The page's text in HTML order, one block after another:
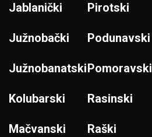
Jablanički
Južnobački
Južnobanatski
Kolubarski
Mačvanski
Pirotski
Podunavski
Pomoravski
Rasinski
Raški